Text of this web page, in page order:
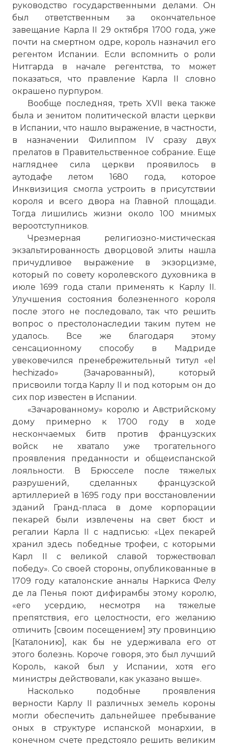
руководство государственными делами. Он
был ответственным за окончательное
завещание Карла II 29 октября 1700 года, уже
почти на смертном одре, король назначил его
регентом Испании. Если вспомнить о роли
Нитгарда в начале регентства, то может
показаться, что правление Карла II словно
окрашено пурпуром.
Вообще последняя, треть XVII века также
была и зенитом политической власти церкви
в Испании, что нашло выражение, в частности,
в назначении Филиппом IV сразу двух
прелатов в Правительственное собрание. Еще
нагляднее сила церкви проявилось в
аутодафе летом 1680 года, которое
Инквизиция смогла устроить в присутствии
короля и всего двора на Главной площади.
Тогда лишились жизни около 100 мнимых
вероотступников.
Чрезмерная религиозно-мистическая
экзальтированность дворцовой элиты нашла
причудливое выражение в экзорцизме,
который по совету королевского духовника в
июле 1699 года стали применять к Карлу II.
Улучшения состояния болезненного короля
после этого не последовало, так что решить
вопрос о престолонаследии таким путем не
удалось. Все же благодаря этому
сенсационному способу в Мадриде
увековечился пренебрежительный титул «el
hechizado» (Зачарованный), который
присвоили тогда Карлу II и под которым он до
сих пор известен в Испании.
«Зачарованному» королю и Австрийскому
дому примерно к 1700 году в ходе
нескончаемых битв против французских
войск не хватало уже трогательного
проявления преданности и общеиспанской
лояльности. В Брюсселе после тяжелых
разрушений, сделанных французской
артиллерией в 1695 году при восстановлении
зданий Гранд-пласа в доме корпорации
пекарей были извлечены на свет бюст и
регалии Карла II с надписью: «Цех пекарей
хранил здесь победные трофеи, с которыми
Карл II с великой славой торжествовал
победу». Со своей стороны, опубликованные в
1709 году каталонские анналы Наркиса Фелу
де ла Пенья поют дифирамбы этому королю,
«его усердию, несмотря на тяжелые
препятствия, его целостности, его желанию
отличить [своим посещением] эту провинцию
[Каталонию], как бы не удерживала его от
этого болезнь. Короче говоря, это был лучший
Король, какой был у Испании, хотя его
министры действовали, как указано выше».
Насколько подобные проявления
верности Карлу II различных земель короны
могли обеспечить дальнейшее пребывание
оных в структуре испанской монархии, в
конечном счете предстояло решить великим
☓
В последние годы Карл II, чьё состояние
быстро ухудшалось, озаботился
наследованием престола: он завещал его
сначала своему внучатому племяннику
Иосифу Фердинанду Баварскому, а
после того, как он скончался в детском
возрасте в феврале 1699 года — Филиппу,
герцогу Анжуйскому, внуку Людовика
XIV, который приходился Карлу II тоже
внучатым племянником, поскольку
король Франции был женат на его
старшей сестре Марии Терезии.
Фото статьи: